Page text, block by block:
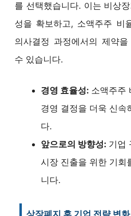
를 선택했습니다. 이는 비상
성을 확보하고, 소액주주 비
의사결정 과정에서의 제약
수 있습니다.
경영 효율성: 소액주주
경영 결정을 더욱 신속
다.
앞으로의 방향성: 기업
시장 진출을 위한 기회
니다.